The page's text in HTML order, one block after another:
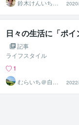
鈴木けんいちろ
う
日々の生活に「ポ
記事
ライフスタイル
1
むらいち＠自己
啓発ライター